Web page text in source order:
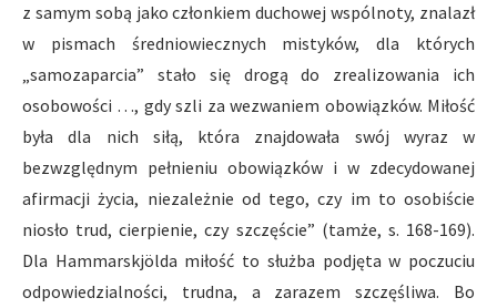
z samym sobą jako członkiem duchowej wspólnoty, znalazł
w pismach średniowiecznych mistyków, dla których
„samozaparcia” stało się drogą do zrealizowania ich
osobowości …, gdy szli za wezwaniem obowiązków. Miłość
była dla nich siłą, która znajdowała swój wyraz w
bezwzględnym pełnieniu obowiązków i w zdecydowanej
afirmacji życia, niezależnie od tego, czy im to osobiście
niosło trud, cierpienie, czy szczęście” (tamże, s. 168-169).
Dla Hammarskjölda miłość to służba podjęta w poczuciu
odpowiedzialności, trudna, a zarazem szczęśliwa. Bo